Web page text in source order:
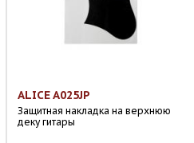
ALICE A025JP
Защитная накладка на верхнюю
деку гитары